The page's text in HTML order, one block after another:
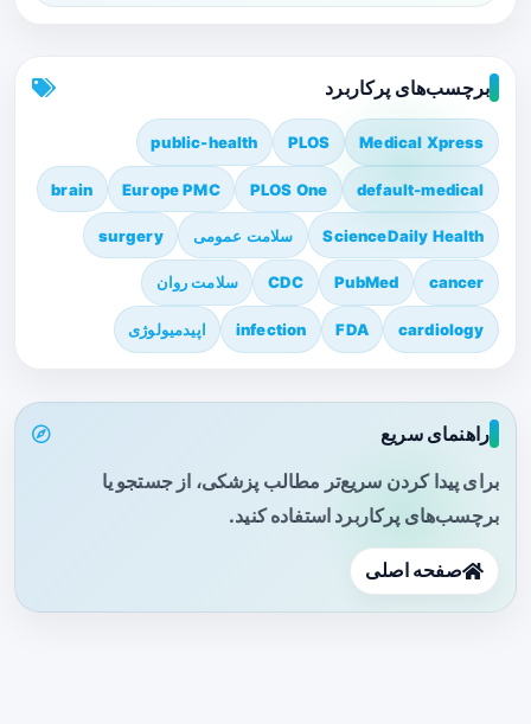
برچسب‌های پرکاربرد
Medical Xpress
PLOS
public-health
default-medical
PLOS One
Europe PMC
brain
ScienceDaily Health سلامت عمومی surgery
cancer
PubMed
CDC سلامت روان
cardiology
FDA
infection اپیدمیولوژی
راهنمای سریع
برای پیدا کردن سریع‌تر مطالب پزشکی، از جستجو یا
برچسب‌های پرکاربرد استفاده کنید.
صفحه اصلی